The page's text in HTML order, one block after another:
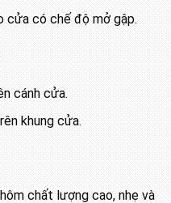
cửa có chế độ mở gập.
cánh cửa.
khung cửa.
chất lượng cao, nhẹ và